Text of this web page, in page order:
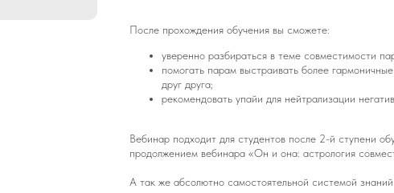
После прохождения обучения вы сможете:
уверенно разбираться в теме совместимости
помогать парам выстраивать более
друг друга;
рекомендовать упайи для нейтрализации
Вебинар подходит для студентов после 2-й ступени
продолжением вебинара «Он и она: астрология
А так же абсолютно самостоятельной системой